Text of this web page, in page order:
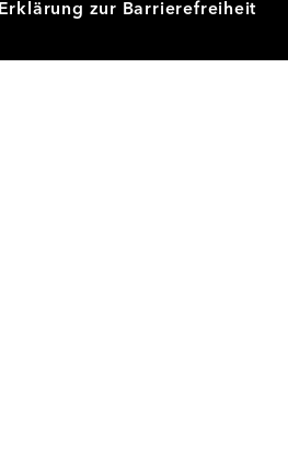
Erklärung zur Barrierefreiheit